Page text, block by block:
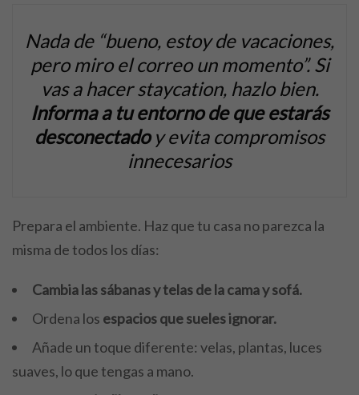
Nada de “bueno, estoy de vacaciones,
pero miro el correo un momento”. Si
vas a hacer staycation, hazlo bien.
Informa a tu entorno de que estarás
desconectadoy evita compromisos
innecesarios
Prepara el ambiente. Haz que tu casa no parezca la
misma de todos los días:
Cambia las sábanas y telas de la cama y sofá.
Ordena los espacios que sueles ignorar.
Añade un toque diferente: velas, plantas, luces
suaves, lo que tengas a mano.